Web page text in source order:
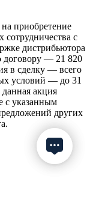
приобретение
сотрудничества с
дистрибьютора
— 21 820
в сделку — всего
условий — до 31
акция
с указанным
других